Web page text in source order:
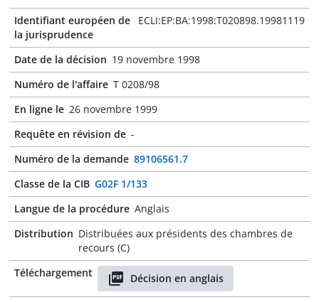
Identifiant européen de
la jurisprudence
ECLI:EP:BA:1998:T020898.19981119
Date de la décision 19 novembre 1998
Numéro de l'affaire T 0208/98
En ligne le 26 novembre 1999
Requête en révision de -
Numéro de la demande 89106561.7
Classe de la CIB G02F 1/133
Langue de la procédure Anglais
Distribution Distribuées aux présidents des chambres de
recours (C)
Téléchargement
Décision en anglais